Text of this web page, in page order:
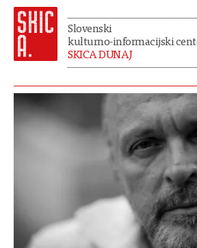
Slovenski
kulturno-informacijski
SKICA DUNAJ